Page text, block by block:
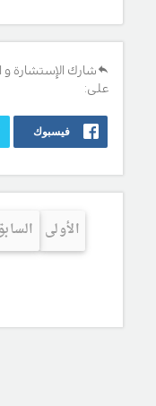
شارك الإستشارة
على:
فيسبوك
الأولى